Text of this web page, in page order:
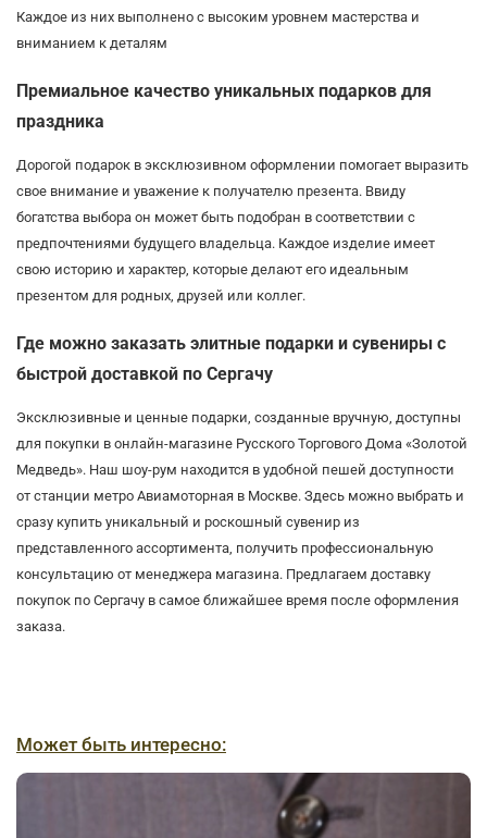
Каждое из них выполнено с высоким уровнем мастерства и
вниманием к деталям
Премиальное качество уникальных подарков для
праздника
Дорогой подарок в эксклюзивном оформлении помогает выразить
свое внимание и уважение к получателю презента. Ввиду
богатства выбора он может быть подобран в соответствии с
предпочтениями будущего владельца. Каждое изделие имеет
свою историю и характер, которые делают его идеальным
презентом для родных, друзей или коллег.
Где можно заказать элитные подарки и сувениры с
быстрой доставкой по Сергачу
Эксклюзивные и ценные подарки, созданные вручную, доступны
для покупки в онлайн-магазине Русского Торгового Дома «Золотой
Медведь». Наш шоу-рум находится в удобной пешей доступности
от станции метро Авиамоторная в Москве. Здесь можно выбрать и
сразу купить уникальный и роскошный сувенир из
представленного ассортимента, получить профессиональную
консультацию от менеджера магазина. Предлагаем доставку
покупок по Сергачу в самое ближайшее время после оформления
заказа.
Может быть интересно: